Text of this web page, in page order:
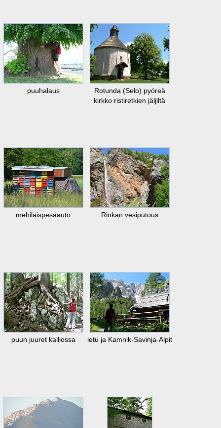
puuhalaus
Rotunda (Selo) pyöreä
kirkko ristiretkien jäljiltä
mehiläispesäauto Rinkan vesiputous
puun juuret kalliossa ietu ja Kamnik-Savinja-Alpit